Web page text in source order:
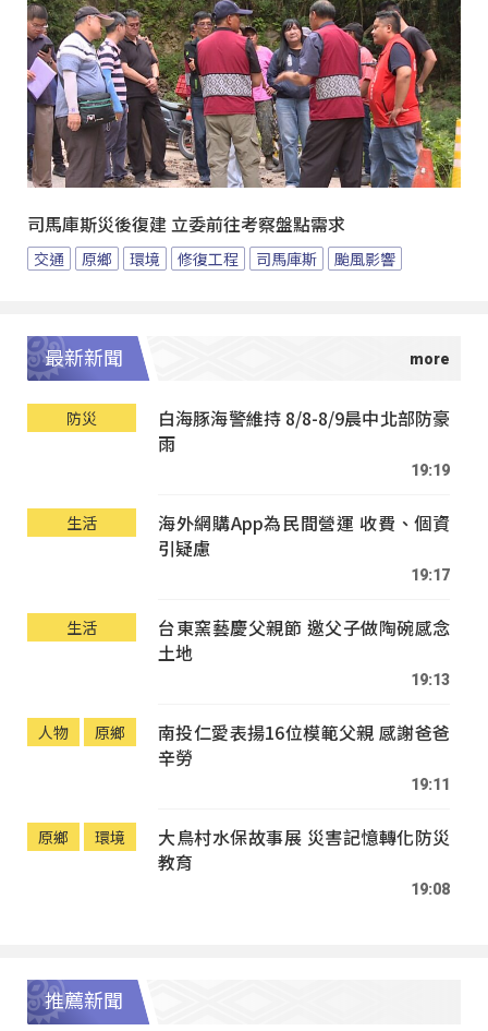
司馬庫斯災後復建 立委前往考察盤點需求
交通 原鄉 環境 修復工程 司馬庫斯 颱風影響
最新新聞
防災
白海豚海警維持 8/8-8/9晨中北部防豪
雨
19:19
生活
海外網購App為民間營運 收費、個資
引疑慮
19:17
生活
台東窯藝慶父親節 邀父子做陶碗感念
土地
19:13
人物 原鄉
南投仁愛表揚16位模範父親 感謝爸爸
辛勞
19:11
原鄉 環境
大鳥村水保故事展 災害記憶轉化防災
教育
19:08
推薦新聞